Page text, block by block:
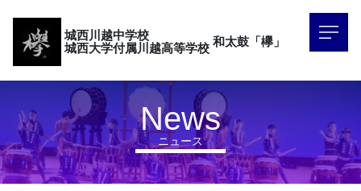
城西川越中学校
城西大学付属川越高等学校 和太鼓「欅」
ニュース
News